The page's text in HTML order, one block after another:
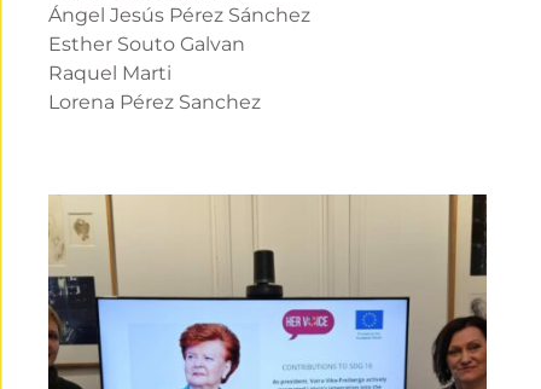
Ángel Jesús Pérez Sánchez
Esther Souto Galvan
Raquel Marti
Lorena Pérez Sanchez